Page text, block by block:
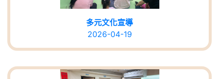
多元文化宣導
2026-04-19